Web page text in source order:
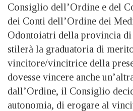
Consiglio dell’Ordine e del
dei Conti dell’Ordine dei
Odontoiatri della provincia di
stilerà la graduatoria di
vincitore/vincitrice della
dovesse vincere anche
dall’Ordine, il Consiglio
autonomia, di erogare al